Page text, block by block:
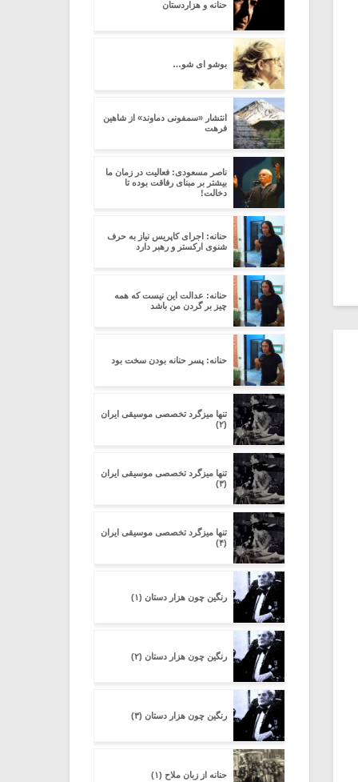
حنانه و هزاردستان
بوشو ای شو…
انتشار «سمفونی دماوند» از شاهین
فرهت
ناصر مسعودی: فعالیت در زمان ما
بیشتر بر مبنای رفاقت بوده تا
دخالت!
حنانه: اجرای کاپریس نیاز به حرف
شنوی ارکستر و رهبر دارد
حنانه: عدالت این نیست که همه
چیز بر گردن من باشد
حنانه: پسر حنانه بودن سخت بود
تنها میزگرد تخصصی موسیقی ایران
(۲)
تنها میزگرد تخصصی موسیقی ایران
(۳)
تنها میزگرد تخصصی موسیقی ایران
(۴)
رنگین چون هزار دستان (۱)
رنگین چون هزار دستان (۲)
رنگین چون هزار دستان (۳)
حنانه از زبان ملاح (۱)